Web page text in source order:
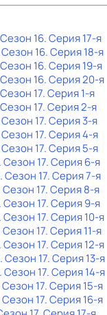
16. Серия 17-я
Сезон 16. Серия 18-я
16. Серия 19-я
16. Серия 20-я
17. Серия 1-я
17. Серия 2-я
Сезон 17. Серия 3-я
Сезон 17. Серия 4-я
Сезон 17. Серия 5-я
. Сезон 17. Серия 6-я
. Сезон 17. Серия 7-я
Сезон 17. Серия 8-я
. Сезон 17. Серия 9-я
. Сезон 17. Серия 10-я
Сезон 17. Серия 11-я
. Сезон 17. Серия 12-я
. Сезон 17. Серия 13-я
. Сезон 17. Серия 14-я
Сезон 17. Серия 15-я
Сезон 17. Серия 16-я